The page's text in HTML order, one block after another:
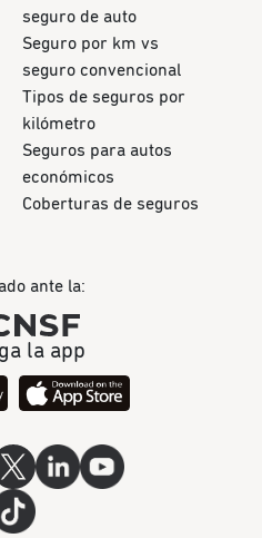
seguro de auto
Seguro por km vs
seguro convencional
Tipos de seguros por
kilómetro
Seguros para autos
económicos
Coberturas de seguros
ante la:
la app